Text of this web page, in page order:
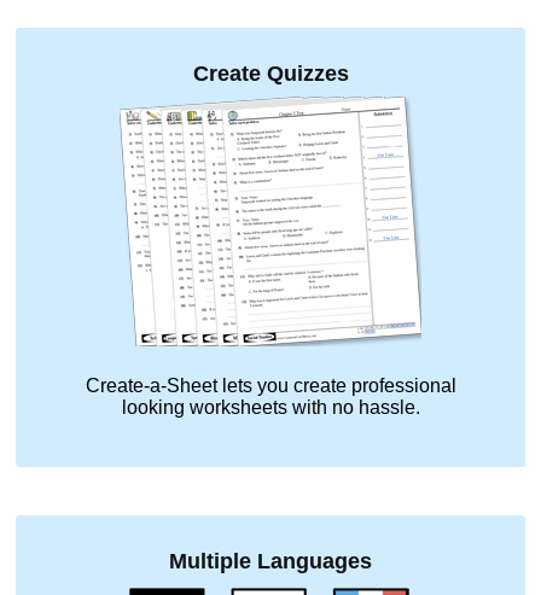
Create Quizzes
Create-a-Sheet lets you create professional
looking worksheets with no hassle.
Multiple Languages